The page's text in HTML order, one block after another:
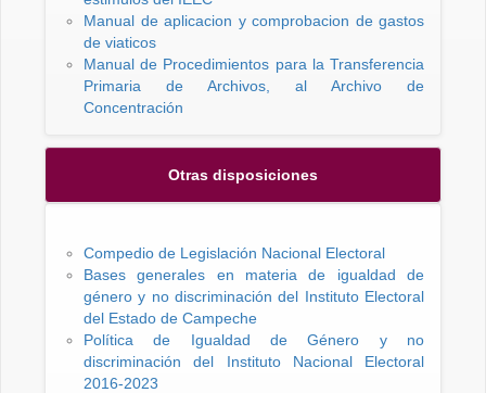
Manual de aplicacion y comprobacion de gastos
de viaticos
Manual de Procedimientos para la Transferencia
Primaria de Archivos, al Archivo de
Concentración
Otras disposiciones
Compedio de Legislación Nacional Electoral
Bases generales en materia de igualdad de
género y no discriminación del Instituto Electoral
del Estado de Campeche
Política de Igualdad de Género y no
discriminación del Instituto Nacional Electoral
2016-2023